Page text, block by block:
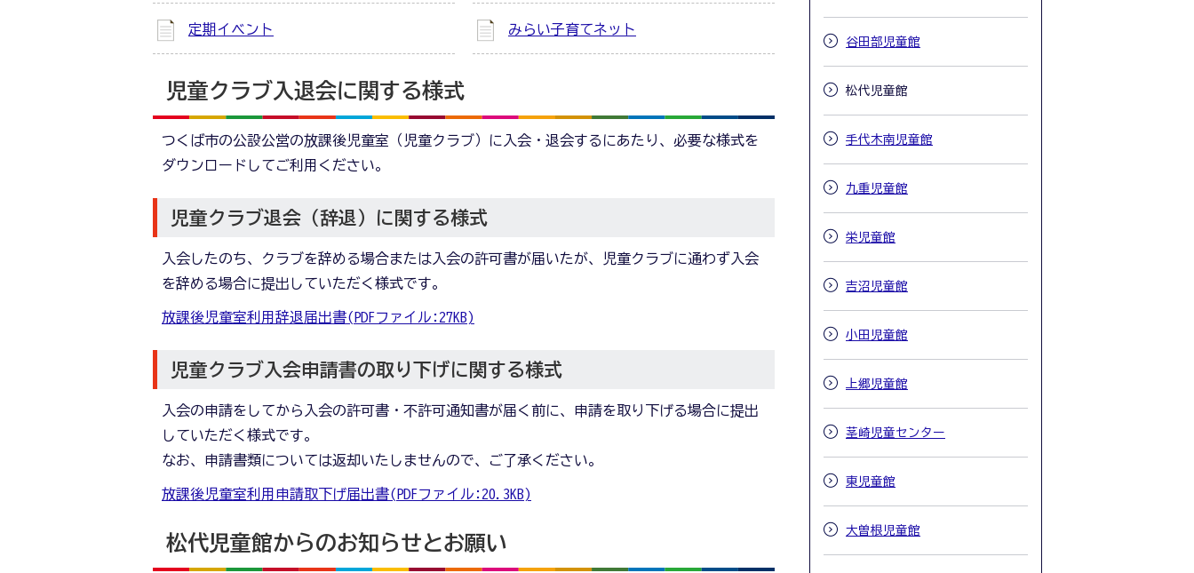
定期イベント みらい子育てネット
児童クラブ入退会に関する様式
つくば市の公設公営の放課後児童室（児童クラブ）に入会・退会するにあたり、必要な様式を
ダウンロードしてご利用ください。
児童クラブ退会（辞退）に関する様式
入会したのち、クラブを辞める場合または入会の許可書が届いたが、児童クラブに通わず入会
を辞める場合に提出していただく様式です。
放課後児童室利用辞退届出書(PDFファイル:27KB)
児童クラブ入会申請書の取り下げに関する様式
入会の申請をしてから入会の許可書・不許可通知書が届く前に、申請を取り下げる場合に提出
していただく様式です。
なお、申請書類については返却いたしませんので、ご了承ください。
放課後児童室利用申請取下げ届出書(PDFファイル:20.3KB)
松代児童館からのお知らせとお願い
谷田部児童館
松代児童館
手代木南児童館
九重児童館
栄児童館
吉沼児童館
小田児童館
上郷児童館
茎崎児童センター
東児童館
大曽根児童館